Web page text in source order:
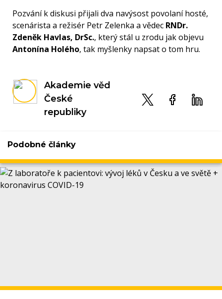
Pozvání k diskusi přijali dva navýsost povolaní hosté,
scenárista a režisér Petr Zelenka a vědec RNDr.
Zdeněk Havlas, DrSc., který stál u zrodu jak objevu
Antonína Holého, tak myšlenky napsat o tom hru.
Akademie věd
České
republiky
Podobné články